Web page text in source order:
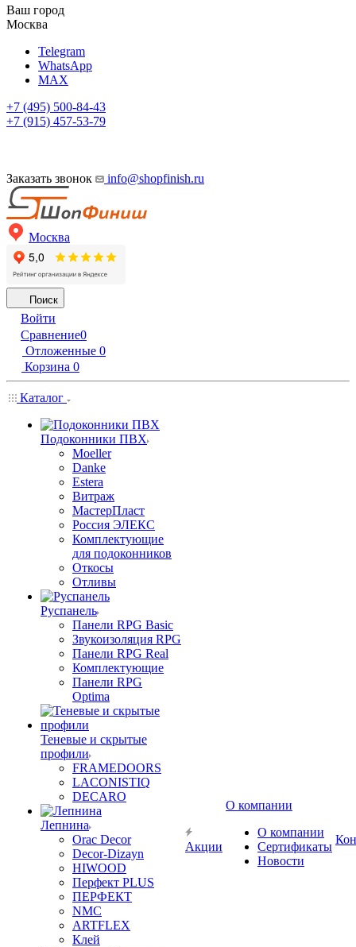
Ваш город
Москва
Telegram
WhatsApp
MAX
+7 (495) 500-84-43
+7 (915) 457-53-79
Заказать звонок info@shopfinish.ru
Москва
Поиск
Войти
Сравнение0
Отложенные 0
Корзина 0
Каталог
Подоконники ПВХ
Moeller
Danke
Estera
Витраж
МастерПласт
Россия ЭЛЕКС
Комплектующие
для подоконников
Откосы
Отливы
Руспанель
Панели RPG Basic
Звукоизоляция RPG
Панели RPG Real
Комплектующие
Панели RPG
Optima
Теневые и скрытые
профили
FRAMEDOORS
LACONISTIQ
DECARO
Лепнина
Orac Decor
Decor-Dizayn
HIWOOD
Перфект PLUS
ПЕРФЕКТ
NMC
ARTFLEX
Клей
Акции
О компании
О компании
Сертификаты
Новости